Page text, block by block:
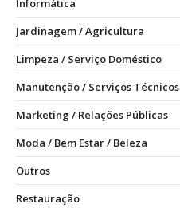
Informática
Jardinagem / Agricultura
Limpeza / Serviço Doméstico
Manutenção / Serviços Técnicos
Marketing / Relações Públicas
Moda / Bem Estar / Beleza
Outros
Restauração